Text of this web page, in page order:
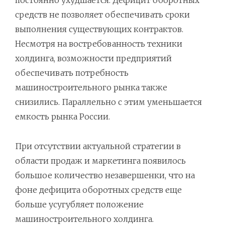
средств не позволяет обеспечивать сроки
выполнения существующих контрактов.
Несмотря на востребованность техники
холдинга, возможности предприятий
обеспечивать потребность
машиностроительного рынка также
снизились. Параллельно с этим уменьшается
емкость рынка России.
При отсутствии актуальной стратегии в
области продаж и маркетинга появилось
большое количество незавершенки, что на
фоне дефицита оборотных средств еще
больше усугубляет положение
машиностроительного холдинга.